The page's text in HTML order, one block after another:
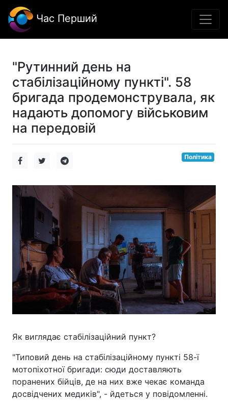
Час Перший
"Рутинний день на
стабілізаційному пункті". 58
бригада продемонструвала, як
надають допомогу військовим
на передовій
Політика
Як виглядає стабілізаційний пункт?
"Типовий день на стабілізаційному пункті 58-ї
мотопіхотної бригади: сюди доставляють
поранених бійців, де на них вже чекає команда
досвідчених медиків", - йдеться у повідомленні.